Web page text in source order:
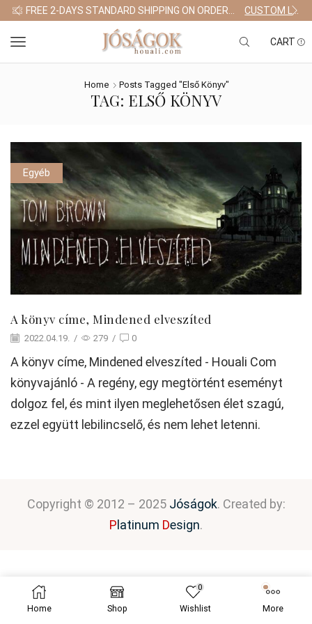
CUSTOM LINK
CART
Home Posts Tagged "Első Könyv"
TAG: ELSŐ KÖNYV
Egyéb
A könyv címe, Mindened elveszíted
2022.04.19. / 279 / 0
A könyv címe, Mindened elveszíted - Houali Com
könyvajánló - A regény, egy megtörtént eseményt
dolgoz fel, és mint ilyen meglehetősen élet szagú,
ezzel együtt lebilincselő, és nem lehet letenni.
Copyright © 2012 – 2025 Jóságok. Created by:
Platinum Design.
Home Shop
0
Wishlist More